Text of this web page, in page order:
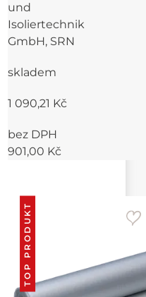
und
Isoliertechnik
GmbH, SRN
skladem
1 090,21 Kč
bez DPH
901,00 Kč
TOP PRODUKT